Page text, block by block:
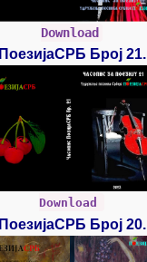
Download
ПоезијаСРБ Број 21.
Download
ПоезијаСРБ Број 20.